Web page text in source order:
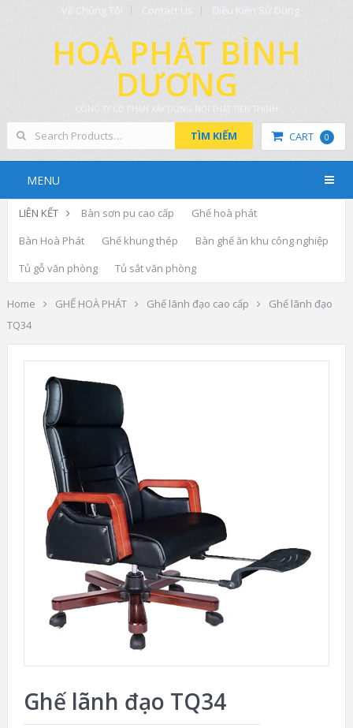
Về Chúng Tôi Contact Us Điều Kiện Sử Dụng
HOÀ PHÁT BÌNH
DƯƠNG
CÔNG TY CỔ PHẦN XÂY DỰNG NỘI THẤT TIẾN THỊNH
CART 0
TÌM KIẾM
MENU
LIÊN KẾT Bàn sơn pu cao cấp
Ghế hoà phát
Bàn Hoà Phát
Ghế khung thép
Bàn ghế ăn khu công nghiệp
Tủ gỗ văn phòng
Tủ sắt văn phòng
Home GHẾ HOÀ PHÁT Ghế lãnh đạo cao cấp
Ghế lãnh đạo
TQ34
Ghế lãnh đạo TQ34